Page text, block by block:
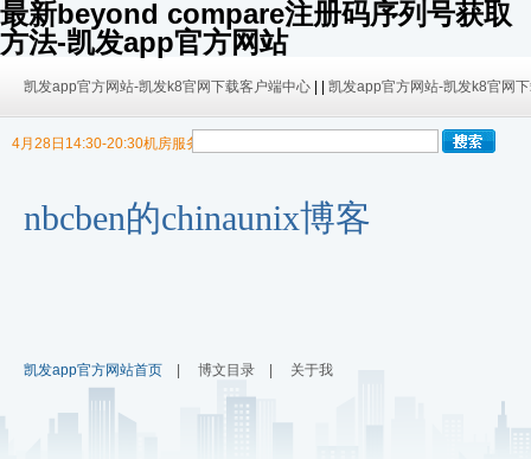
最新beyond compare注册码序列号获取
方法-凯发app官方网站
凯发app官方网站-凯发k8官网下载客户端中心 凯发app官方网站-凯发k8官网
nbcben的chinaunix博客
4月28日14:30-20:30机房服务器迁移，暂停博客使用
9/30日 14:00 -10/4日 08:00暂时无法发布内容！
凯发app官方网站首页 博文目录 关于我